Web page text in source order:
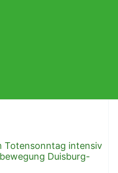
Totensonntag intensiv
Duisburg-